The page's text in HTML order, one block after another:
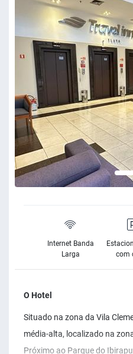
Internet Banda
Larga
com
O Hotel
Situado na zona da Vila
média-alta, localizado na
Próximo ao Parque do